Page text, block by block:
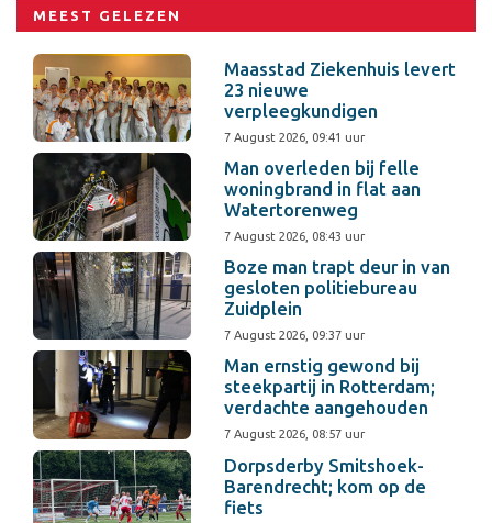
MEEST GELEZEN
Maasstad Ziekenhuis levert
23 nieuwe
verpleegkundigen
7 August 2026, 09:41 uur
Man overleden bij felle
woningbrand in flat aan
Watertorenweg
7 August 2026, 08:43 uur
Boze man trapt deur in van
gesloten politiebureau
Zuidplein
7 August 2026, 09:37 uur
Man ernstig gewond bij
steekpartij in Rotterdam;
verdachte aangehouden
7 August 2026, 08:57 uur
Dorpsderby Smitshoek-
Barendrecht; kom op de
fiets